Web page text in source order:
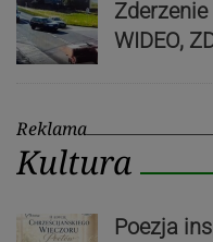
WIDEO,
Reklama
Kultura
Poezja